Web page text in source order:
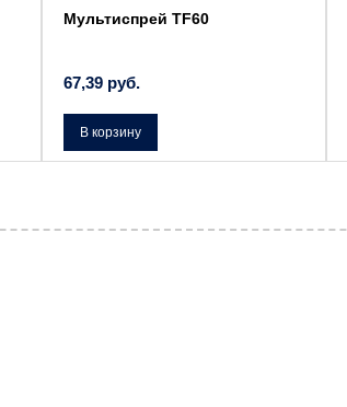
Мультиспрей TF60
67,39 руб.
В корзину